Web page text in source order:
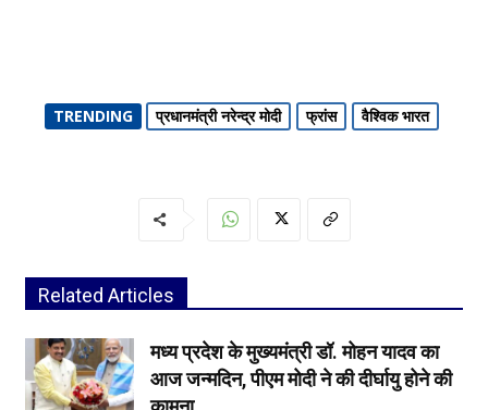
TRENDING प्रधानमंत्री नरेन्द्र मोदी फ्रांस वैश्विक भारत
Related Articles
मध्य प्रदेश के मुख्यमंत्री डॉ. मोहन यादव का
आज जन्मदिन, पीएम मोदी ने की दीर्घायु होने की